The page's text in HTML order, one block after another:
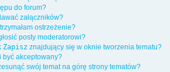
do forum?
załączników?
ostrzeżenie?
posty moderatorowi?
Zapisz znajdujący się w oknie tworzenia tematu?
być akceptowany?
swój temat na górę strony tematów?